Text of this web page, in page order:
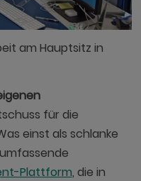
am Hauptsitz in
für die
einst als schlanke
Plattform, die in